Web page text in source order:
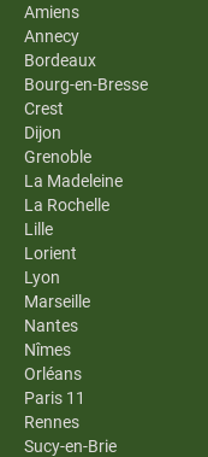
Amiens
Annecy
Bordeaux
Bourg-en-Bresse
Crest
Dijon
Grenoble
La Madeleine
La Rochelle
Lille
Lorient
Lyon
Marseille
Nantes
Nîmes
Orléans
Paris 11
Rennes
Sucy-en-Brie